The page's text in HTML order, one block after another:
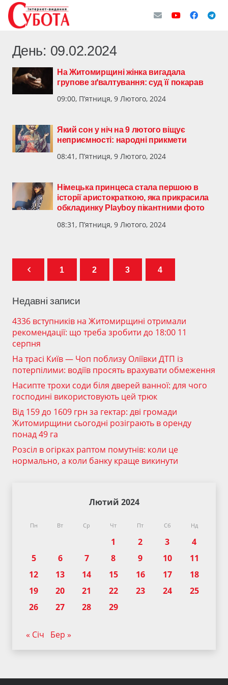
День: 09.02.2024
На Житомирщині жінка вигадала
групове зґвалтування: суд її покарав
09:00, П’ятниця, 9 Лютого, 2024
Який сон у ніч на 9 лютого віщує
неприємності: народні прикмети
08:41, П’ятниця, 9 Лютого, 2024
Німецька принцеса стала першою в
історії аристократкою, яка прикрасила
обкладинку Playboy пікантними фото
08:31, П’ятниця, 9 Лютого, 2024
1 2 3 4
Недавні записи
4336 вступників на Житомирщині отримали
рекомендації: що треба зробити до 18:00 11
серпня
На трасі Київ — Чоп поблизу Оліївки ДТП із
потерпілими: водіїв просять врахувати обмеження
Насипте трохи соди біля дверей ванної: для чого
господині використовують цей трюк
Від 159 до 1609 грн за гектар: дві громади
Житомирщини сьогодні розіграють в оренду
понад 49 га
Розсіл в огірках раптом помутнів: коли це
нормально, а коли банку краще викинути
Лютий 2024
Пн Вт Ср Чт Пт Сб Нд
1 2 3
4
5
6 7 8 9 10
11
12
13 14 15 16 17
18
19
20 21 22 23 24
25
26
27 28 29
« Січ Бер »